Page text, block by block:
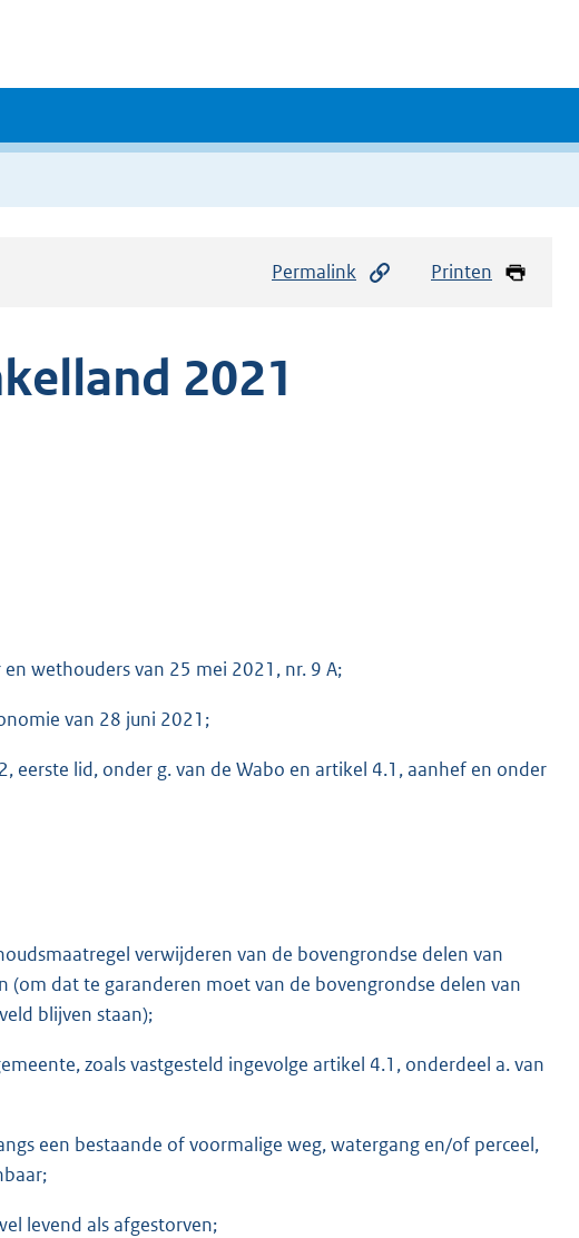
Permalink Printen
2021
wethouders van 25 mei 2021, nr. 9 A;
van 28 juni 2021;
eerste lid, onder g. van de Wabo en artikel 4.1, aanhef en onder
verwijderen van de bovengrondse delen van
dat te garanderen moet van de bovengrondse delen van
blijven staan);
zoals vastgesteld ingevolge artikel 4.1, onderdeel a. van
een bestaande of voormalige weg, watergang en/of perceel,
levend als afgestorven;